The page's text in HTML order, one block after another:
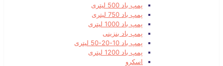
پمپ باد 500 لیتری
پمپ باد 750 لیتری
پمپ باد 1000 لیتری
پمپ باد بنزینی
پمپ باد 10-20-50 لیتری
پمپ باد 1200 لیتری
اسکرو